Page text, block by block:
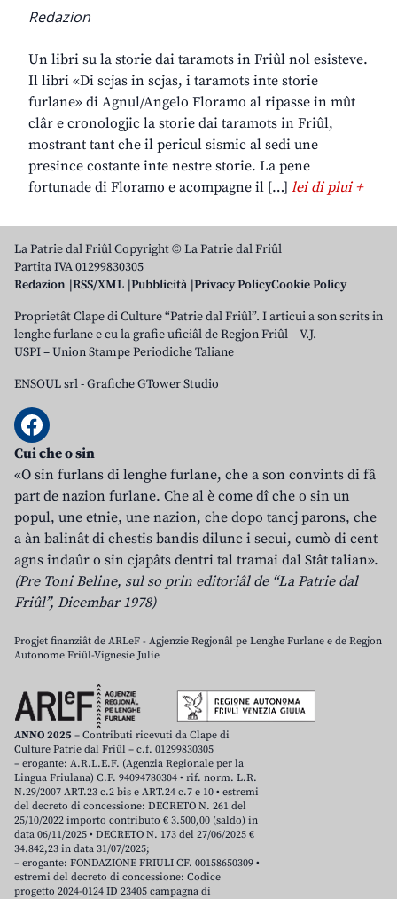
Redazion
Un libri su la storie dai taramots in Friûl nol esisteve.
Il libri «Di scjas in scjas, i taramots inte storie
furlane» di Agnul/Angelo Floramo al ripasse in mût
clâr e cronologjic la storie dai taramots in Friûl,
mostrant tant che il pericul sismic al sedi une
presince costante inte nestre storie. La pene
fortunade di Floramo e acompagne il […] lei di plui +
La Patrie dal Friûl Copyright © La Patrie dal Friûl
Partita IVA 01299830305
Redazion RSS/XML Pubblicità Privacy PolicyCookie Policy
Proprietât Clape di Culture “Patrie dal Friûl”. I articui a son scrits in
lenghe furlane e cu la grafie uficiâl de Regjon Friûl – V.J.
USPI – Union Stampe Periodiche Taliane
ENSOUL srl-Grafiche GTower Studio
Cui che o sin
«O sin furlans di lenghe furlane, che a son convints di fâ
part de nazion furlane. Che al è come dî che o sin un
popul, une etnie, une nazion, che dopo tancj parons, che
a àn balinât di chestis bandis dilunc i secui, cumò di cent
agns indaûr o sin cjapâts dentri tal tramai dal Stât talian».
(Pre Toni Beline, sul so prin editoriâl de “La Patrie dal
Friûl”, Dicembar 1978)
Progjet finanziât de ARLeF - Agjenzie Regjonâl pe Lenghe Furlane e de Regjon
Autonome Friûl-Vignesie Julie
ANNO 2025 – Contributi ricevuti da Clape di
Culture Patrie dal Friûl – c.f. 01299830305
– erogante: A.R.L.E.F. (Agenzia Regionale per la
Lingua Friulana) C.F. 94094780304 • rif. norm. L.R.
N.29/2007 ART.23 c.2 bis e ART.24 c.7 e 10 • estremi
del decreto di concessione: DECRETO N. 261 del
25/10/2022 importo contributo € 3.500,00 (saldo) in
data 06/11/2025 • DECRETO N. 173 del 27/06/2025 €
34.842,23 in data 31/07/2025;
– erogante: FONDAZIONE FRIULI CF. 00158650309 •
estremi del decreto di concessione: Codice
progetto 2024-0124 ID 23405 campagna di